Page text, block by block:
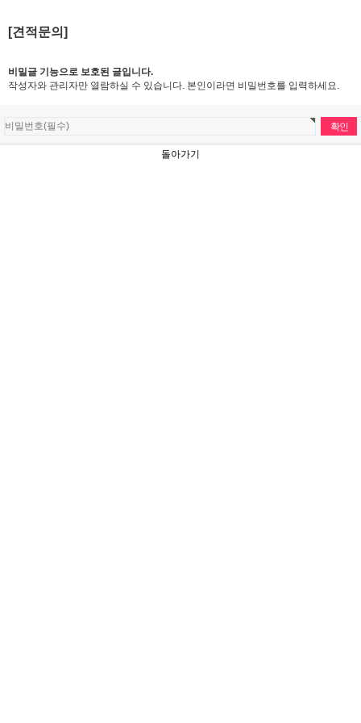
[견적문의]
비밀글 기능으로 보호된 글입니다.
작성자와 관리자만 열람하실 수 있습니다. 본인이라면 비밀번호를 입력하세요.
돌아가기